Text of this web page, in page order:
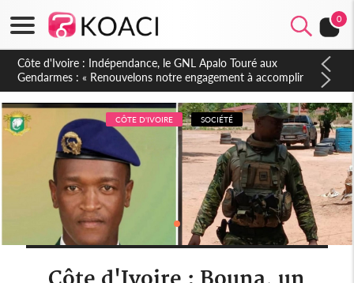
0
Sierra Leone : Un projet de réforme constitutionnelle en
gestation, points clés des amendements, un exclu d'avance
CÔTE D'IVOIRE SOCIÉTÉ